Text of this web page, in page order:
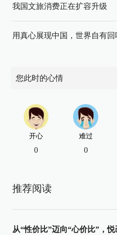
我国文旅消费正在扩容升级
用真心展现中国，世界自有回
您此时的心情
开心
0
难过
0
推荐阅读
从“性价比”迈向“心价比”，